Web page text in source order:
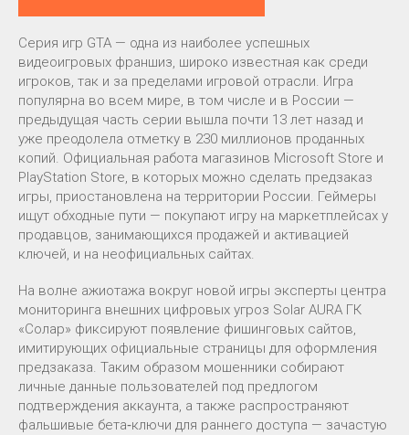
Серия игр GTA — одна из наиболее успешных
видеоигровых франшиз, широко известная как среди
игроков, так и за пределами игровой отрасли. Игра
популярна во всем мире, в том числе и в России —
предыдущая часть серии вышла почти 13 лет назад и
уже преодолела отметку в 230 миллионов проданных
копий. Официальная работа магазинов Microsoft Store и
PlayStation Store, в которых можно сделать предзаказ
игры, приостановлена на территории России. Геймеры
ищут обходные пути — покупают игру на маркетплейсах у
продавцов, занимающихся продажей и активацией
ключей, и на неофициальных сайтах.
На волне ажиотажа вокруг новой игры эксперты центра
мониторинга внешних цифровых угроз Solar AURA ГК
«Солар» фиксируют появление фишинговых сайтов,
имитирующих официальные страницы для оформления
предзаказа. Таким образом мошенники собирают
личные данные пользователей под предлогом
подтверждения аккаунта, а также распространяют
фальшивые бета‑ключи для раннего доступа — зачастую